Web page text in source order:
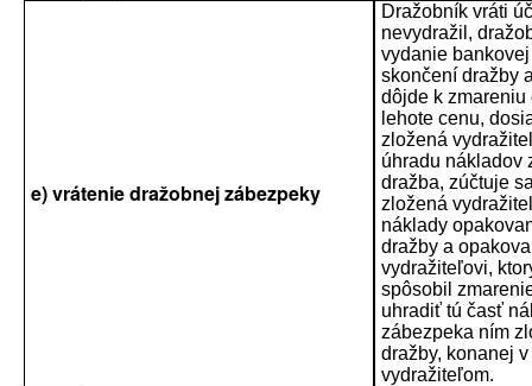
e) vrátenie dražobnej zábezpeky
Dražobník vráti
nevydražil,
vydanie
skončení dražby
dôjde k zmareniu
lehote cenu,
zložená
úhradu nákladov
dražba, zúčtuje
zložená
náklady
dražby a
vydražiteľovi,
spôsobil
uhradiť tú časť
zábezpeka ním
dražby, konanej
vydražiteľom.